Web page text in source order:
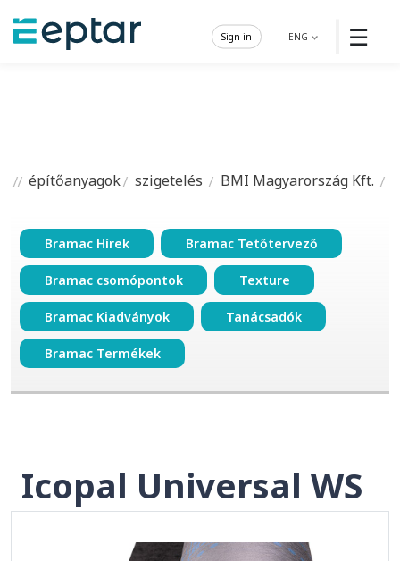
☰
ENG
Sign in
építőanyagok szigetelés BMI Magyarország Kft.
Bramac Hírek Bramac Tetőtervező
Bramac csomópontok Texture
Bramac Kiadványok Tanácsadók
Bramac Termékek
Icopal Universal WS